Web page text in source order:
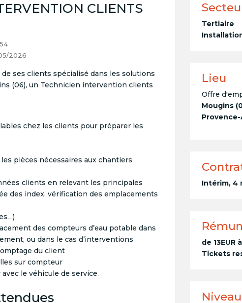
CLIENTS
2026
ses clients spécialisé dans les solutions
(06), un Technicien intervention clients
chez les clients pour préparer les
pièces nécessaires aux chantiers
clients en relevant les principales
des index, vérification des emplacements
des compteurs d’eau potable dans
ou dans le cas d’interventions
du client
sur compteur
le véhicule de service.
Tertiaire
Lieu
Offre
Mougins
Intérim, 4
de 13EUR
Tickets